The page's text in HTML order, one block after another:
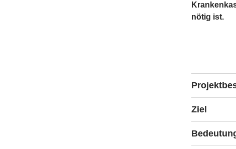
nötig ist.
Personen,
tragen eine
dieser
Ziel
Das Projekt